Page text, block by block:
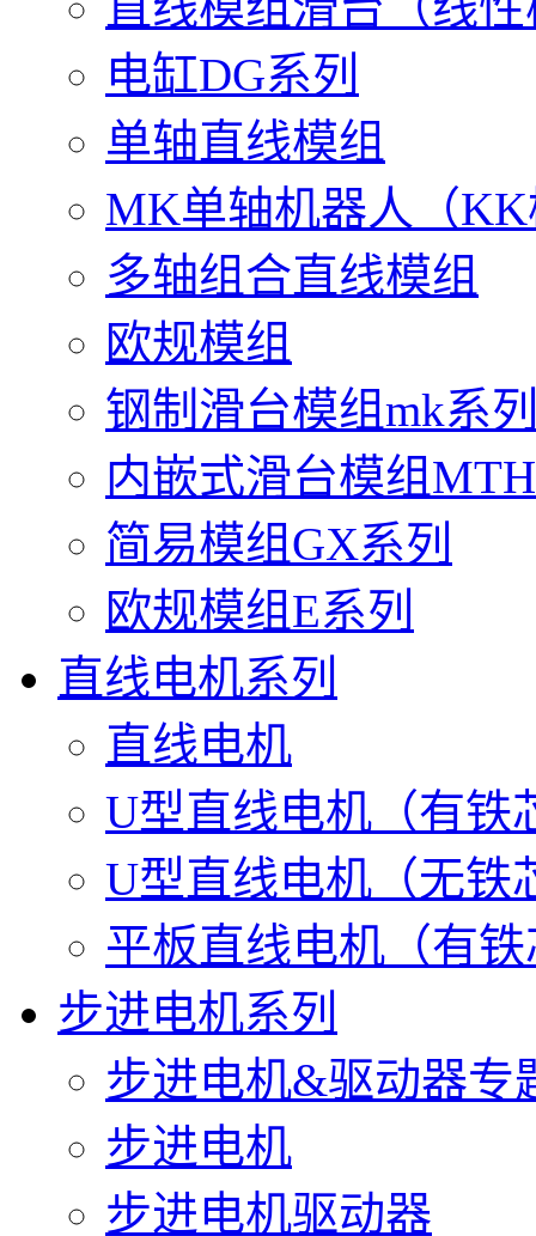
电缸DG系列
单轴直线模组
MK单轴机器人（
多轴组合直线模组
欧规模组
钢制滑台模组mk系
内嵌式滑台模组
简易模组GX系列
欧规模组E系列
直线电机系列
直线电机
U型直线电机（有铁
U型直线电机（无铁
平板直线电机（有
步进电机系列
步进电机&驱动器专
步进电机
步进电机驱动器